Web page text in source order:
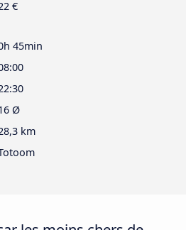
€
45min
Ø
km